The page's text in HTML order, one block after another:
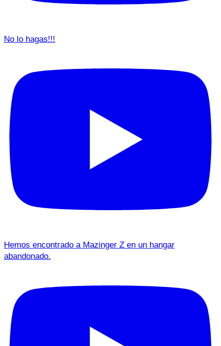
No lo hagas!!!
Hemos encontrado a Mazinger Z en un hangar
abandonado.